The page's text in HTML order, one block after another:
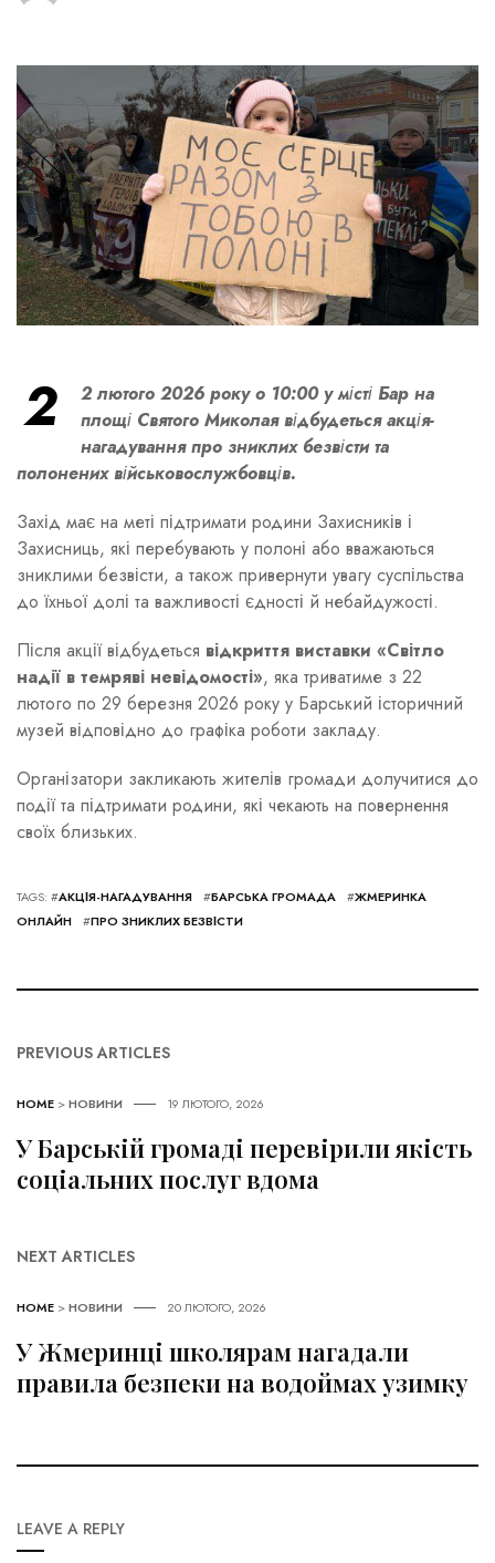
2
2 лютого 2026 року о 10:00 у місті Бар на
площі Святого Миколая відбудеться акція-
нагадування про зниклих безвісти та
полонених військовослужбовців.
Захід має на меті підтримати родини Захисників і
Захисниць, які перебувають у полоні або вважаються
зниклими безвісти, а також привернути увагу суспільства
до їхньої долі та важливості єдності й небайдужості.
Після акції відбудеться відкриття виставки «Світло
надії в темряві невідомості», яка триватиме з 22
лютого по 29 березня 2026 року у Барський історичний
музей відповідно до графіка роботи закладу.
Організатори закликають жителів громади долучитися до
події та підтримати родини, які чекають на повернення
своїх близьких.
TAGS: #АКЦІЯ-НАГАДУВАННЯ #БАРСЬКА ГРОМАДА #ЖМЕРИНКА
ОНЛАЙН
#ПРО ЗНИКЛИХ БЕЗВІСТИ
PREVIOUS ARTICLES
HOME >НОВИНИ 19 ЛЮТОГО, 2026
У Барській громаді перевірили якість
соціальних послуг вдома
NEXT ARTICLES
HOME >НОВИНИ 20 ЛЮТОГО, 2026
У Жмеринці школярам нагадали
правила безпеки на водоймах узимку
LEAVE A REPLY